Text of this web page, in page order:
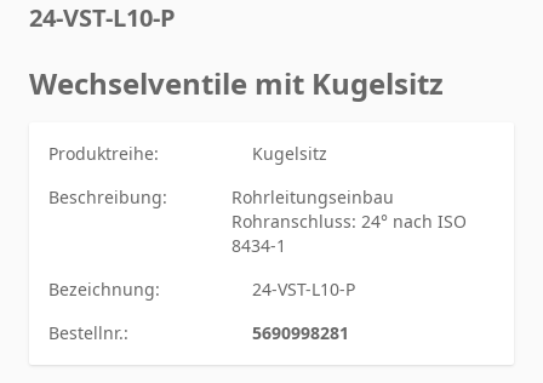
24-VST-L10-P
Wechselventile mit Kugelsitz
Produktreihe:
Kugelsitz
Beschreibung:
Rohrleitungseinbau
Rohranschluss: 24° nach ISO
8434-1
Bezeichnung:
24-VST-L10-P
Bestellnr.:
5690998281